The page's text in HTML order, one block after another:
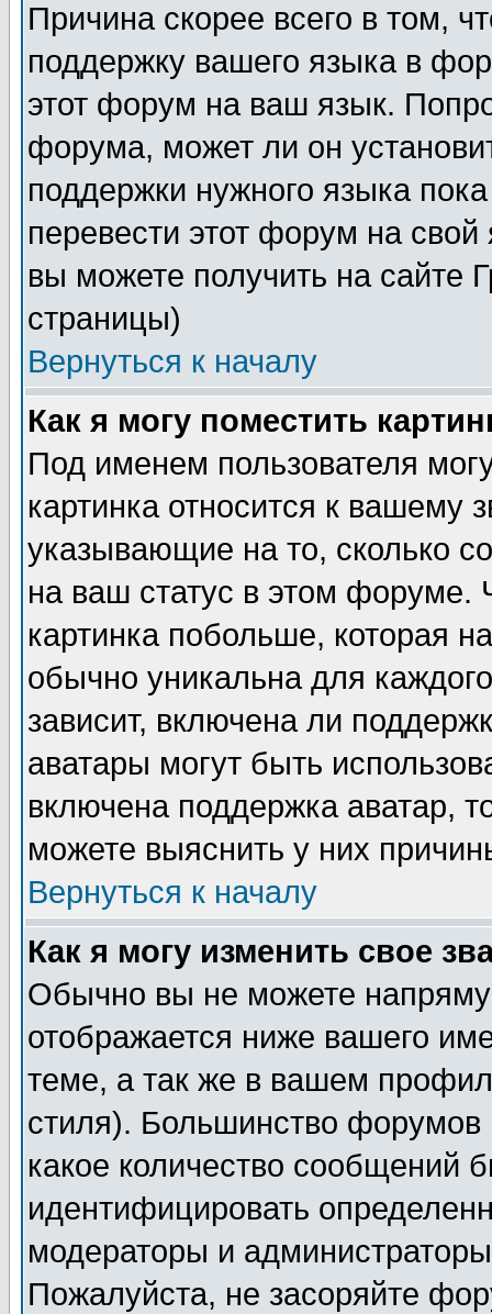
Причина скорее всего в том,
поддержку вашего языка в
этот форум на ваш язык.
форума, может ли он
поддержки нужного языка
перевести этот форум на
вы можете получить на сайте
страницы)
Вернуться к началу
Как я могу поместить
Под именем пользователя
картинка относится к вашему
указывающие на то, сколько
на ваш статус в этом форуме.
картинка побольше, которая
обычно уникальна для
зависит, включена ли
аватары могут быть
включена поддержка аватар,
можете выяснить у них
Вернуться к началу
Как я могу изменить свое
Обычно вы не можете
отображается ниже вашего
теме, а так же в вашем
стиля). Большинство форумов
какое количество сообщений
идентифицировать
модераторы и
Пожалуйста, не засоряйте